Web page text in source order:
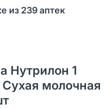
из 239 аптек
Нутрилон 1
молочная